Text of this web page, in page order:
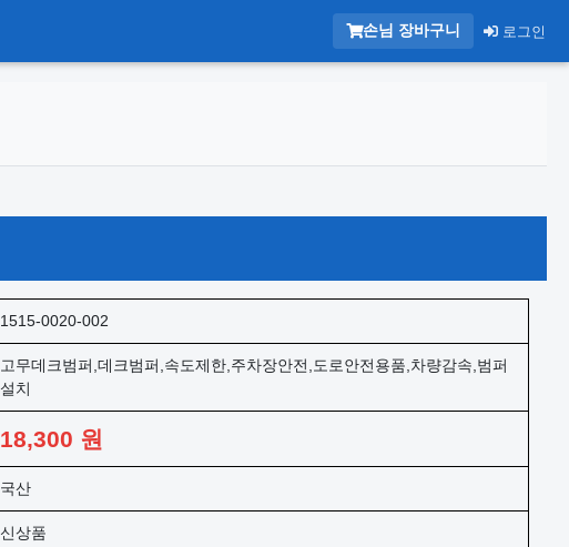
손님 장바구니 로그인
1515-0020-002
고무데크범퍼,데크범퍼,속도제한,주차장안전,도로안전용품,차량감속,범퍼
설치
18,300 원
국산
신상품